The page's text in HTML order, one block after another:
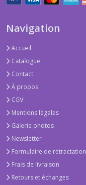
Navigation
Accueil
Catalogue
Contact
À propos
CGV
Mentions légales
Galerie photos
Newsletter
Formulaire de rétractation
Frais de livraison
Retours et échanges